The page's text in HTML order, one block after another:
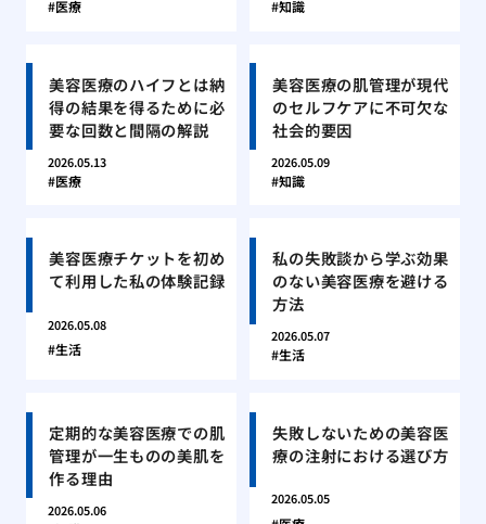
医療 知識
美容医療のハイフとは納
得の結果を得るために必
要な回数と間隔の解説
2026.05.13
医療
美容医療の肌管理が現代
のセルフケアに不可欠な
社会的要因
2026.05.09
知識
美容医療チケットを初め
て利用した私の体験記録
2026.05.08
生活
私の失敗談から学ぶ効果
のない美容医療を避ける
方法
2026.05.07
生活
定期的な美容医療での肌
管理が一生ものの美肌を
作る理由
2026.05.06
失敗しないための美容医
療の注射における選び方
2026.05.05